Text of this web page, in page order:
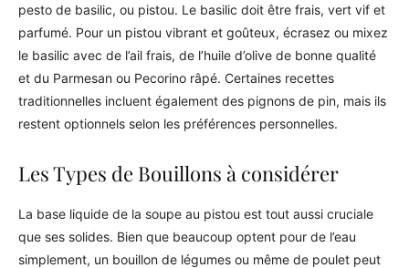
pesto de basilic, ou pistou. Le basilic doit être frais, vert vif et
parfumé. Pour un pistou vibrant et goûteux, écrasez ou mixez
le basilic avec de l’ail frais, de l’huile d’olive de bonne qualité
et du Parmesan ou Pecorino râpé. Certaines recettes
traditionnelles incluent également des pignons de pin, mais ils
restent optionnels selon les préférences personnelles.
Les Types de Bouillons à considérer
La base liquide de la soupe au pistou est tout aussi cruciale
que ses solides. Bien que beaucoup optent pour de l’eau
simplement, un bouillon de légumes ou même de poulet peut